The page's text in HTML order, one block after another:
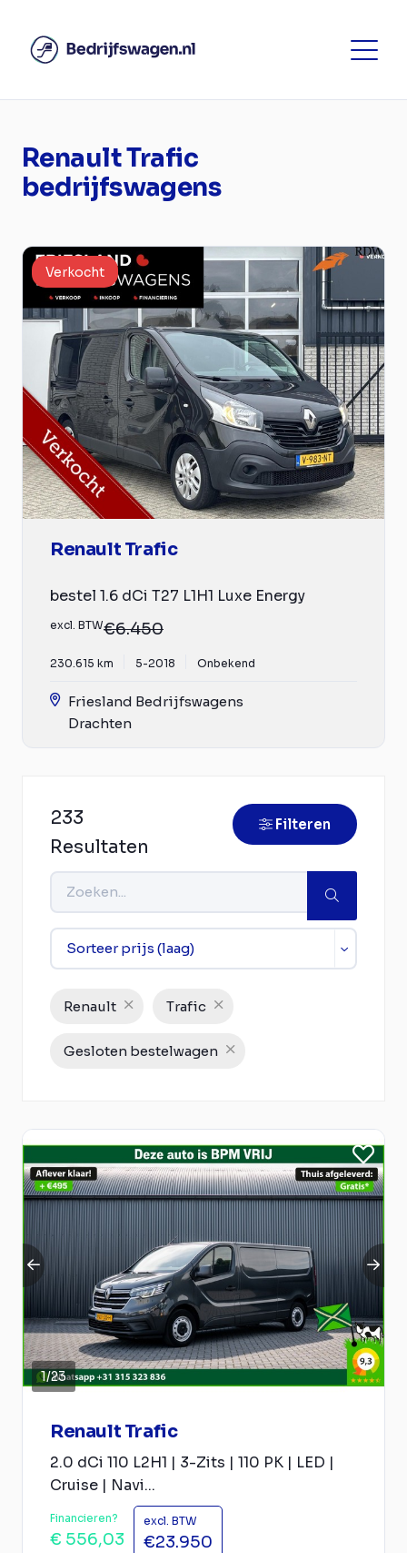
Renault Trafic
bedrijfswagens
Verkocht
Renault Trafic
bestel 1.6 dCi T27 L1H1 Luxe Energy
excl. BTW€6.450
230.615 km 5-2018 Onbekend
Friesland Bedrijfswagens
Drachten
233
Resultaten
Filteren
Renault Trafic
Gesloten bestelwagen
1/23
Renault Trafic
2.0 dCi 110 L2H1 | 3-Zits | 110 PK | LED |
Cruise | Navi...
Financieren?
€ 556,03
excl. BTW
€23.950